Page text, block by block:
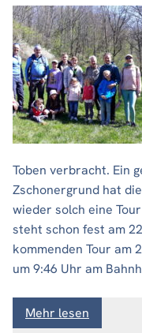
Toben verbracht. Ein
Zschonergrund hat
wieder solch eine
steht schon fest am
kommenden Tour am
um 9:46 Uhr am
Mehr lesen